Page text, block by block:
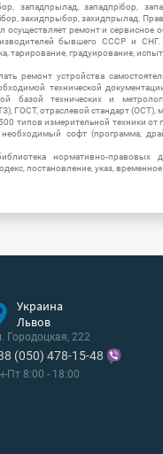
западпрылад, западпрібор,
захидпрыбор, захидпрылад.
осуществляет ремонт и сервисное
бывшего СССР и СНГ.
тарирование, градуирование,
ремонт устройства
технической
базой технических и
ГОСТ, отраслевой стандарт (ОСТ),
типов измерительной техники
необходимый софт (программа,
нормативно-правовых
постановление, указ,
Украина
Львов
Городоцкая, 222
(050) 478-15-48
Пт 8:00 - 18:00